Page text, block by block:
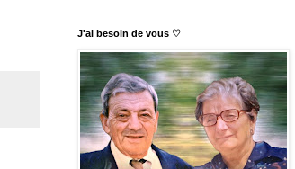
J'ai besoin de vous ♡